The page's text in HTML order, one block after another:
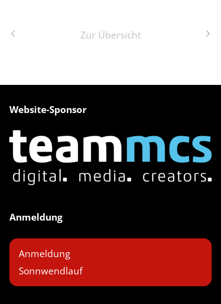
Vorheriger ArtikelZur ÜbersichtNächster Artikel
Website-Sponsor
Anmeldung
Anmeldung
Sonnwendlauf